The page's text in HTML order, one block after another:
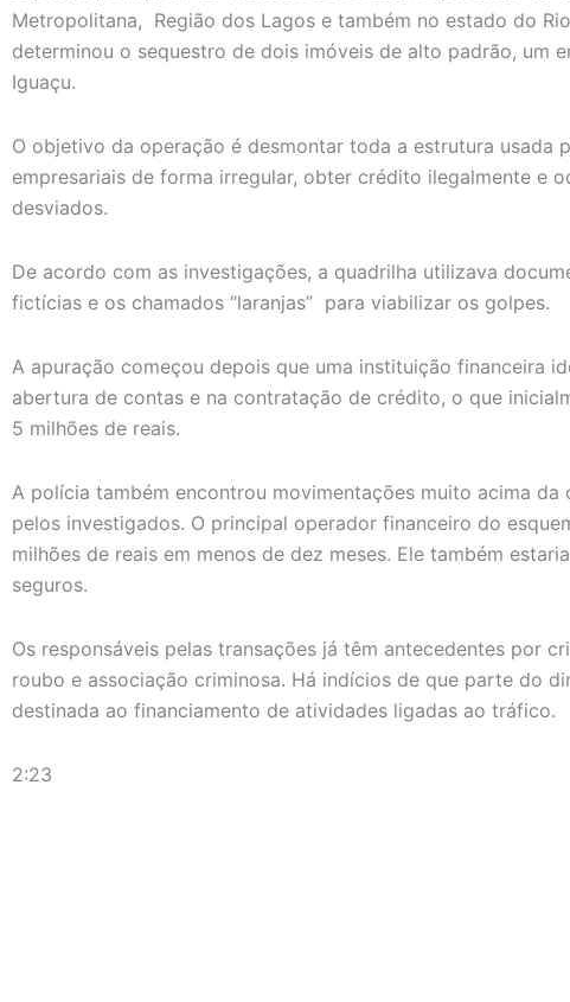
Metropolitana, Região dos Lagos e também no estado do
determinou o sequestro de dois imóveis de alto padrão, um
Iguaçu.
O objetivo da operação é desmontar toda a estrutura usada
empresariais de forma irregular, obter crédito ilegalmente e
desviados.
De acordo com as investigações, a quadrilha utilizava
fictícias e os chamados “laranjas” para viabilizar os golpes.
A apuração começou depois que uma instituição financeira
abertura de contas e na contratação de crédito, o que
5 milhões de reais.
A polícia também encontrou movimentações muito acima da
pelos investigados. O principal operador financeiro do
milhões de reais em menos de dez meses. Ele também
seguros.
Os responsáveis pelas transações já têm antecedentes por
roubo e associação criminosa. Há indícios de que parte do
destinada ao financiamento de atividades ligadas ao tráfico.
2:23